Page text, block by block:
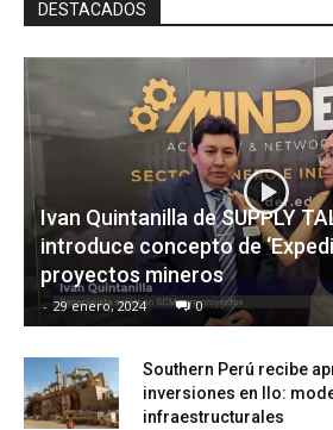
DESTACADOS
Ivan Quintanilla de SUPPLY
introduce concepto de
proyectos mineros
- 29 enero, 2024 0
Southern Perú recibe
inversiones en Ilo:
infraestructurales